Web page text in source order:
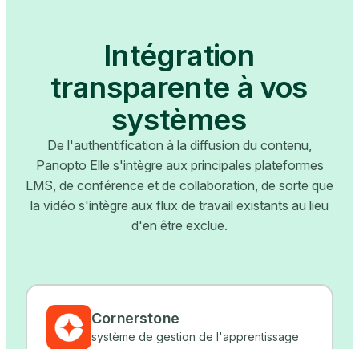
Intégration
transparente à vos
systèmes
De l'authentification à la diffusion du contenu,
Panopto Elle s'intègre aux principales plateformes
LMS, de conférence et de collaboration, de sorte que
la vidéo s'intègre aux flux de travail existants au lieu
d'en être exclue.
Cornerstone
système de gestion de l'apprentissage